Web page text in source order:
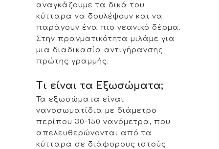
αναγκάζουμε τα δικά του
κύτταρα να δουλέψουν και να
παράγουν ένα πιο νεανικό δέρμα.
Στην πραγματικότητα μιλάμε για
μια διαδικασία αντιγήρανσης
πρώτης γραμμής.
Τι είναι τα Εξωσώματα;
Τα εξωσώματα είναι
νανοσωματίδια με διάμετρο
περίπου 30-150 νανόμετρα, που
απελευθερώνονται από τα
κύτταρα σε διάφορους ιστούς